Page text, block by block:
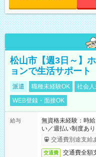
松山市【週3日～】
ョンで生活サポート
派遣 職種未経験OK 社会
WEB登録・面接OK
給与
無資格未経験：時
い／週払い制度あ
完了次第のお支払
交通費別途支給
交通費 交通費全額